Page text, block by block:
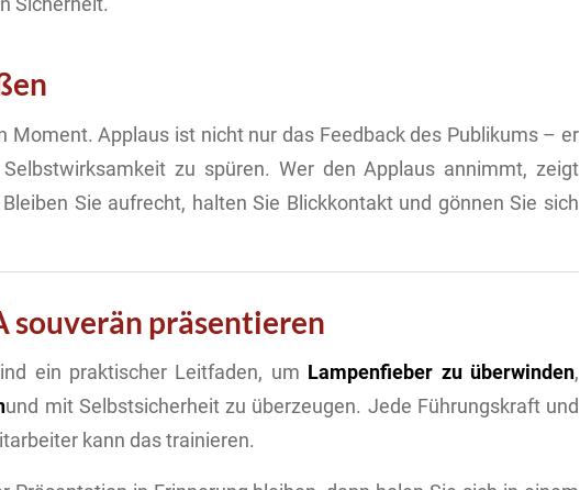
Moment. Applaus ist nicht nur das Feedback des Publikums – er
zu spüren. Wer den Applaus annimmt, zeigt
Sie aufrecht, halten Sie Blickkontakt und gönnen Sie sich
souverän präsentieren
ein praktischer Leitfaden, um Lampenfieber zu überwinden,
und mit Selbstsicherheit zu überzeugen. Jede Führungskraft und
kann das trainieren.